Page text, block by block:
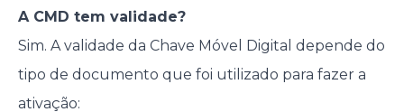
A CMD tem validade?
Sim. A validade da Chave Móvel Digital depende do
tipo de documento que foi utilizado para fazer a
ativação: